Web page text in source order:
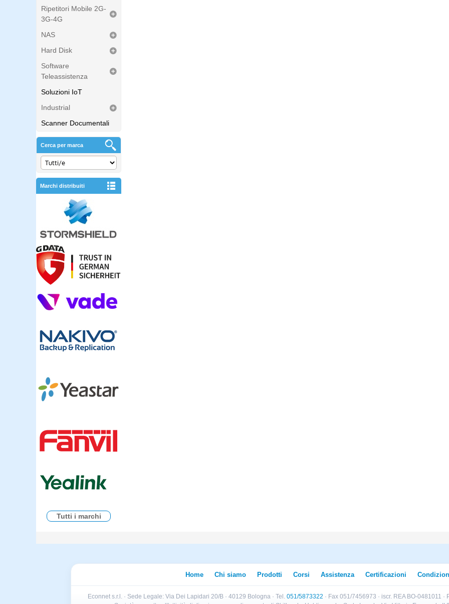
Ripetitori Mobile 2G-
3G-4G
NAS
Hard Disk
Software
Teleassistenza
Soluzioni IoT
Industrial
Scanner Documentali
Cerca per marca
Marchi distribuiti
Tutti i marchi
Home Chi siamo Prodotti Corsi Assistenza Certificazioni
Econnet s.r.l. · Sede Legale: Via Dei Lapidari 20/B · 40129 Bologna · Tel. 051/5873322 · Fax 051/7456973 · iscr. REA BO-0481011